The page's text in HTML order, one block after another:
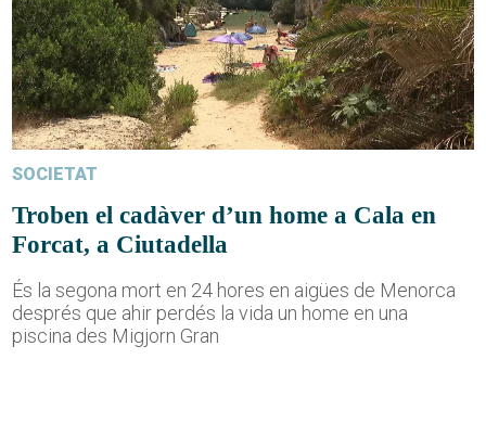
SOCIETAT
Troben el cadàver d’un home a Cala en
Forcat, a Ciutadella
És la segona mort en 24 hores en aigües de Menorca
després que ahir perdés la vida un home en una
piscina des Migjorn Gran